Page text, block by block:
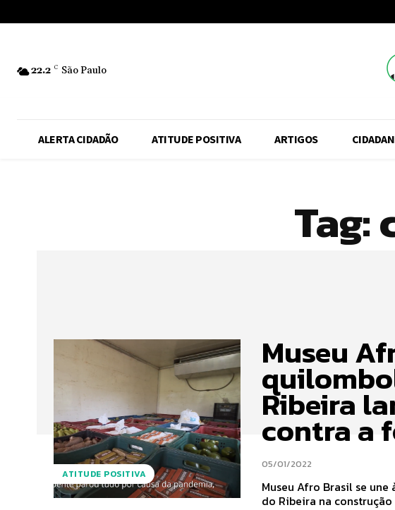
22.2 C São Paulo
ALERTA CIDADÃO ATITUDE POSITIVA ARTIGOS
Tag:
ATITUDE POSITIVA
Museu
Ribeira
contra a
05/01/2022
Museu Afro Brasil se
do Ribeira na